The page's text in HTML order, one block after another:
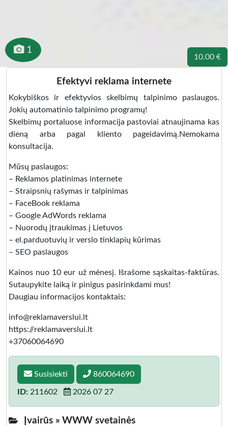
10.00 €
1
Efektyvi reklama internete
Kokybiškos ir efektyvios skelbimų talpinimo paslaugos.
Jokių automatinio talpinimo programų!
Skelbimų portaluose informacija pastoviai atnaujinama kas
dieną arba pagal kliento pageidavimą.Nemokama
konsultacija.
Mūsų paslaugos:
– Reklamos platinimas internete
– Straipsnių rašymas ir talpinimas
– FaceBook reklama
– Google AdWords reklama
– Nuorodų įtraukimas į Lietuvos
– el.parduotuvių ir verslo tinklapių kūrimas
– SEO paslaugos
Kainos nuo 10 eur už mėnesį. Išrašome sąskaitas-faktūras.
Sutaupykite laiką ir pinigus pasirinkdami mus!
Daugiau informacijos kontaktais:
info@reklamaverslui.lt
https://reklamaverslui.lt
+37060064690
Susisiekti 860064690
ID: 211602 2026 07 27
Įvairūs » WWW svetainės